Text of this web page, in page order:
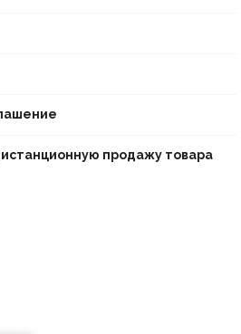
продажу товара